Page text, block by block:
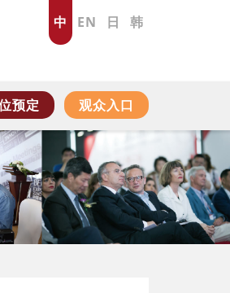
中 EN 日 韩
预定 观众入口